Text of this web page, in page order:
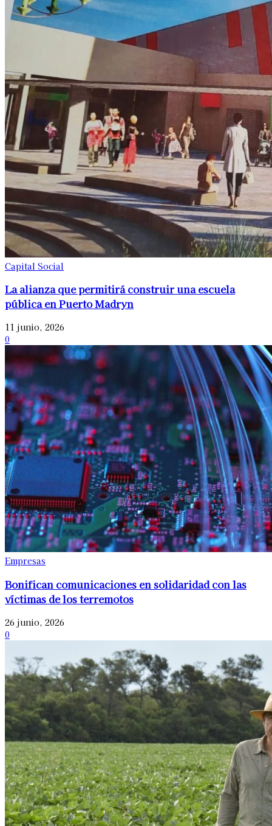
Capital Social
La alianza que permitirá construir una escuela
pública en Puerto Madryn
11 junio, 2026
0
Empresas
Bonifican comunicaciones en solidaridad con las
víctimas de los terremotos
26 junio, 2026
0